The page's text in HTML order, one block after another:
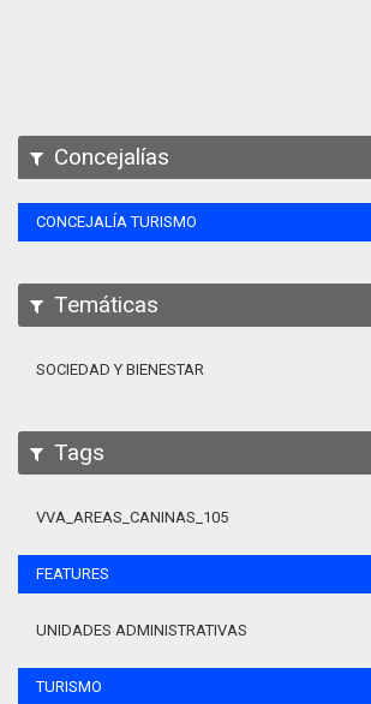
Concejalías
CONCEJALÍA TURISMO
Temáticas
SOCIEDAD Y BIENESTAR
Tags
VVA_AREAS_CANINAS_105
FEATURES
UNIDADES ADMINISTRATIVAS
TURISMO